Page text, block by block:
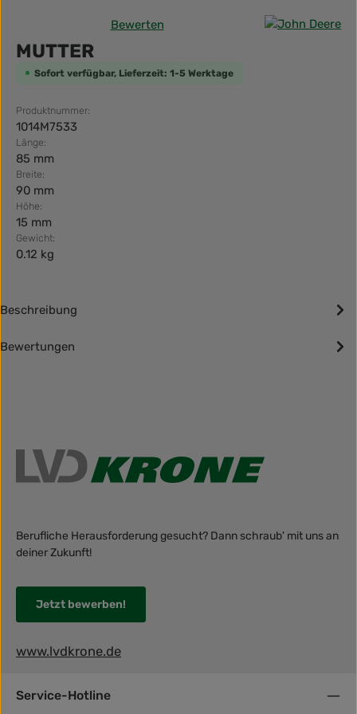
Durchschnittliche Bewertung von 0 von 5 Sternen
Bewerten
MUTTER
Sofort verfügbar, Lieferzeit: 1-5 Werktage
Produktnummer:
1014M7533
Länge:
85 mm
Breite:
90 mm
Höhe:
15 mm
Gewicht:
0.12 kg
Beschreibung
Bewertungen
Berufliche Herausforderung gesucht? Dann schraub' mit uns an
deiner Zukunft!
Jetzt bewerben!
www.lvdkrone.de
Service-Hotline